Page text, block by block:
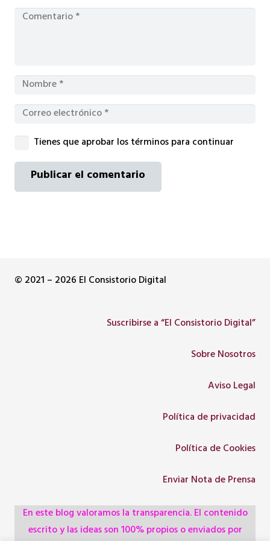
Tienes que aprobar los términos para continuar
Publicar el comentario
© 2021 – 2026 El Consistorio Digital
Suscribirse a “El Consistorio Digital”
Sobre Nosotros
Aviso Legal
Política de privacidad
Política de Cookies
Enviar Nota de Prensa
En este blog valoramos la transparencia. El contenido
escrito y las ideas son 100% propios o enviados por